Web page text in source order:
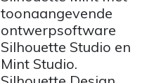
toonaangevende
ontwerpsoftware
Silhouette Studio en
Mint Studio.